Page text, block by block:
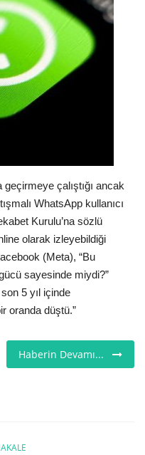
çalıştığı ancak
WhatsApp kullanıcı
Kurulu’na sözlü
olarak izleyebildiği
(Meta), “Bu
sayesinde miydi?”
5 yıl içinde
oranda düştü.”
Haberin Devamı...